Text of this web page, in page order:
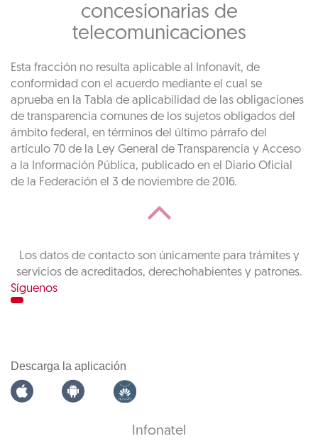
concesionarias de
telecomunicaciones
Esta fracción no resulta aplicable al Infonavit, de
conformidad con el acuerdo mediante el cual se
aprueba en la Tabla de aplicabilidad de las obligaciones
de transparencia comunes de los sujetos obligados del
ámbito federal, en términos del último párrafo del
artículo 70 de la Ley General de Transparencia y Acceso
a la Información Pública, publicado en el Diario Oficial
de la Federación el 3 de noviembre de 2016.
Los datos de contacto son únicamente para trámites y
servicios de acreditados, derechohabientes y patrones.
Síguenos
Descarga la aplicación
Infonatel